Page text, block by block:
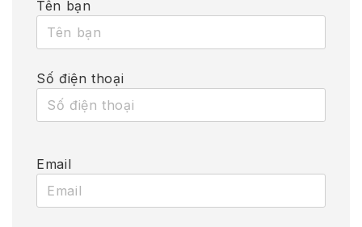
Tên bạn
Số điện thoại
Email